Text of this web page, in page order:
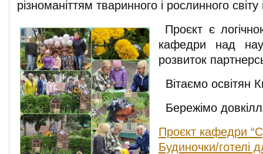
різноманіттям тваринного і рослинного
Проєкт є
кафедри над
розвиток
Вітаємо освітян
Бережімо
Проєкт кафедри
Будиночки/готелі